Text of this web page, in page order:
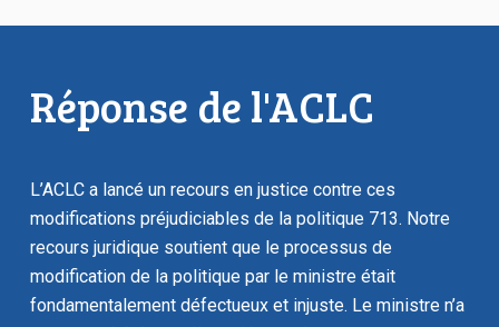
Réponse de l'ACLC
L’ACLC a lancé un recours en justice contre ces
modifications préjudiciables de la politique 713. Notre
recours juridique soutient que le processus de
modification de la politique par le ministre était
fondamentalement défectueux et injuste. Le ministre n’a